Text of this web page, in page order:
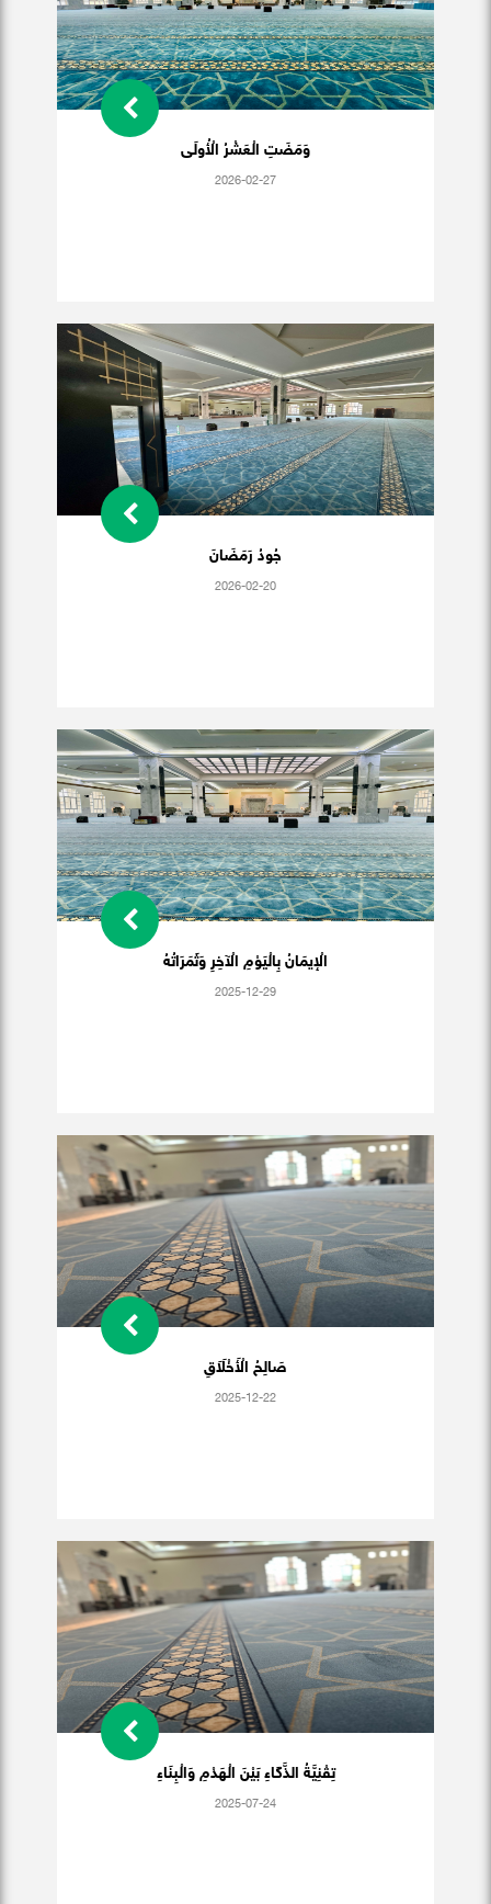
وَمَضَتِ الْعَشْرُ الْأُولَى
2026-02-27
جُودُ رَمَضَانَ
2026-02-20
الْإيمَانُ بِالْيَوْمِ الْآخِرِ وَثَمَرَاتُهُ
2025-12-29
صَالِحُ الْأَخْلَاَقِ
2025-12-22
تِقْنِيَّةُ الذَّكَاءِ بَيْنَ الْهَدْمِ وَالْبِنَاءِ
2025-07-24